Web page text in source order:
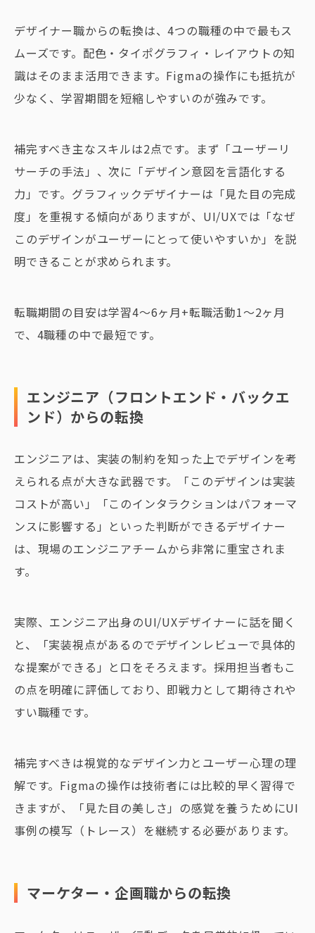
デザイナー職からの転換は、4つの職種の中で最もス
ムーズです。配色・タイポグラフィ・レイアウトの知
識はそのまま活用できます。Figmaの操作にも抵抗が
少なく、学習期間を短縮しやすいのが強みです。
補完すべき主なスキルは2点です。まず「ユーザーリ
サーチの手法」、次に「デザイン意図を言語化する
力」です。グラフィックデザイナーは「見た目の完成
度」を重視する傾向がありますが、UI/UXでは「なぜ
このデザインがユーザーにとって使いやすいか」を説
明できることが求められます。
転職期間の目安は学習4〜6ヶ月+転職活動1〜2ヶ月
で、4職種の中で最短です。
エンジニア（フロントエンド・バックエ
ンド）からの転換
エンジニアは、実装の制約を知った上でデザインを考
えられる点が大きな武器です。「このデザインは実装
コストが高い」「このインタラクションはパフォーマ
ンスに影響する」といった判断ができるデザイナー
は、現場のエンジニアチームから非常に重宝されま
す。
実際、エンジニア出身のUI/UXデザイナーに話を聞く
と、「実装視点があるのでデザインレビューで具体的
な提案ができる」と口をそろえます。採用担当者もこ
の点を明確に評価しており、即戦力として期待されや
すい職種です。
補完すべきは視覚的なデザイン力とユーザー心理の理
解です。Figmaの操作は技術者には比較的早く習得で
きますが、「見た目の美しさ」の感覚を養うためにUI
事例の模写（トレース）を継続する必要があります。
マーケター・企画職からの転換